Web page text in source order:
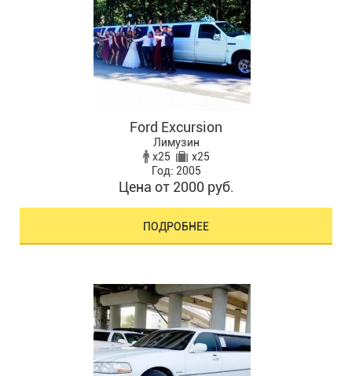
Ford Excursion
Лимузин
x25
x25
Год: 2005
Цена от 2000 руб.
ПОДРОБНЕЕ